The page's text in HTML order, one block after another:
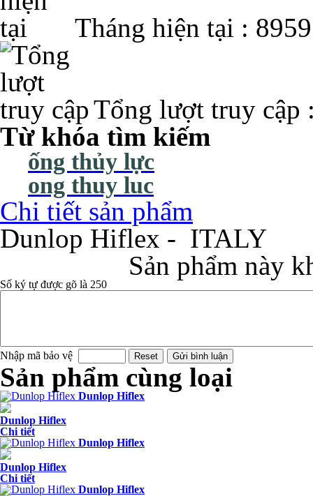
Tháng hiện tại : 8959
Tổng lượt truy cập
Từ khóa tìm kiếm
ống thủy lực
ong thuy luc
Chi tiết sản phẩm
Dunlop Hiflex - ITALY
Sản phẩm này
Số ký tự được gõ là 250
Nhập mã bảo vệ
Sản phẩm cùng loại
Dunlop Hiflex
Dunlop Hiflex
Chi tiết
Dunlop Hiflex
Dunlop Hiflex
Chi tiết
Dunlop Hiflex